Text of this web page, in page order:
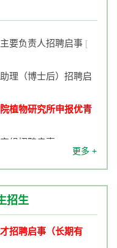
07-15]
要负责人招聘启事 [
理（博士后）招聘启
植物研究所申报优青
组招聘启事
07-15]
理（博士后）招聘启
更多 +
招生
招聘启事（长期有